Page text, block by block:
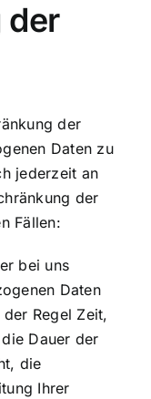
der
der
Daten zu
jederzeit an
der
Fällen:
bei uns
Daten
Regel Zeit,
Dauer der
die
Ihrer